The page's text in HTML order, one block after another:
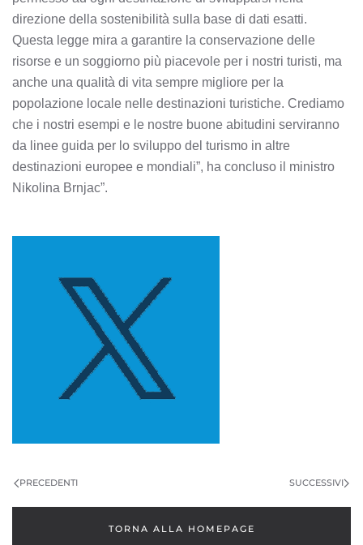
direzione della sostenibilità sulla base di dati esatti.
Questa legge mira a garantire la conservazione delle
risorse e un soggiorno più piacevole per i nostri turisti, ma
anche una qualità di vita sempre migliore per la
popolazione locale nelle destinazioni turistiche. Crediamo
che i nostri esempi e le nostre buone abitudini serviranno
da linee guida per lo sviluppo del turismo in altre
destinazioni europee e mondiali”, ha concluso il ministro
Nikolina Brnjac”.
PRECEDENTI SUCCESSIVI
TORNA ALLA HOMEPAGE